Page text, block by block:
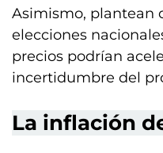
Asimismo, plantean
elecciones
precios podrían
incertidumbre del
La inflación